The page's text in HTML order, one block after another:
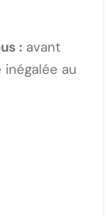
: avant
au